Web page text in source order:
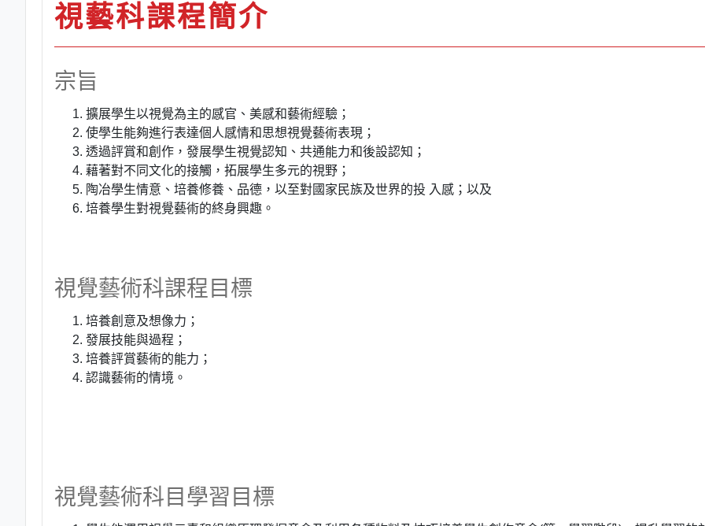
視藝科課程簡介
宗旨
擴展學生以視覺為主的感官、美感和藝術經驗；
使學生能夠進行表達個人感情和思想視覺藝術表現；
透過評賞和創作，發展學生視覺認知、共通能力和後設認知；
藉著對不同文化的接觸，拓展學生多元的視野；
陶冶學生情意、培養修養、品德，以至對國家民族及世界的投 入感；以及
培養學生對視覺藝術的終身興趣。
視覺藝術科課程目標
培養創意及想像力；
發展技能與過程；
培養評賞藝術的能力；
認識藝術的情境。
視覺藝術科目學習目標